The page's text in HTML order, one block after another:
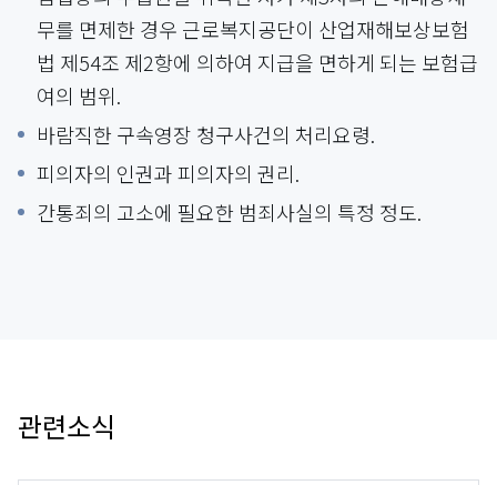
무를 면제한 경우 근로복지공단이 산업재해보상보험
법 제54조 제2항에 의하여 지급을 면하게 되는 보험급
여의 범위.
바람직한 구속영장 청구사건의 처리요령.
피의자의 인권과 피의자의 권리.
간통죄의 고소에 필요한 범죄사실의 특정 정도.
관련소식